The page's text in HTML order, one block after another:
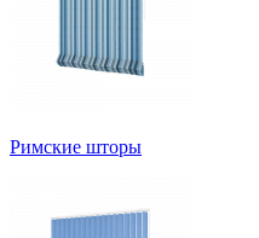
Римские шторы